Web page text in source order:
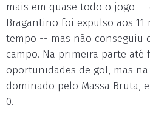
mais em quase todo o jogo --
Bragantino foi expulso aos
tempo -- mas não conseguiu
campo. Na primeira parte até
oportunidades de gol, mas
dominado pelo Massa Bruta,
0.